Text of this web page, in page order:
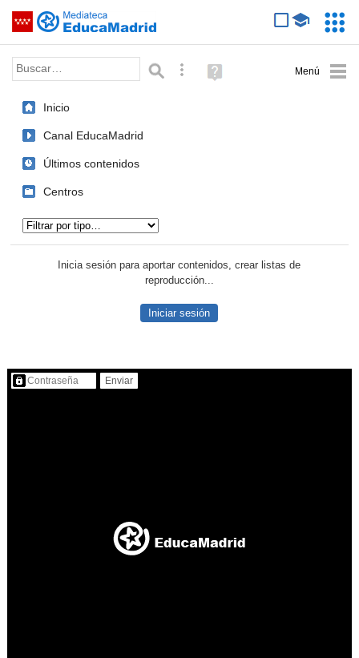
Saltar navegación
Palabra o frase: Búsqueda avanzada
Ayuda
(en
Inicio
Canal EducaMadrid
Últimos contenidos
Centros
Inicia sesión para aportar contenidos, crear listas de
reproducción...
Iniciar sesión
Contenido protegido…